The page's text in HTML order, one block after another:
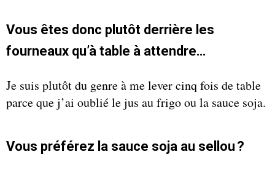
Vous êtes donc plutôt derrière les
fourneaux qu’à table à attendre…
Je suis plutôt du genre à me lever cinq fois de table
parce que j’ai oublié le jus au frigo ou la sauce soja.
Vous préférez la sauce soja au sellou ?